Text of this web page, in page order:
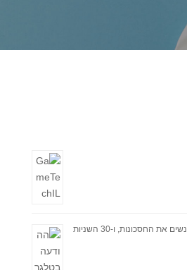
ההודעה בטלגרם שעולה לאנשים את החסכונות, ו-30 השניות